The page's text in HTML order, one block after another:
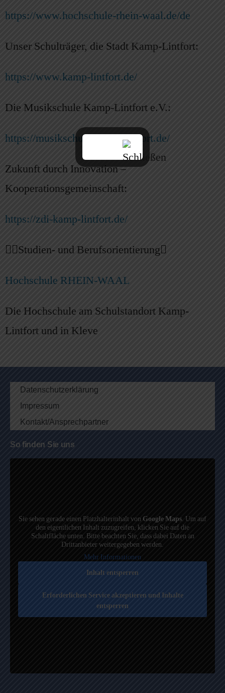
https://www.hochschule-rhein-waal.de/de
Unser Schulträger, die Stadt Kamp-Lintfort:
https://www.kamp-lintfort.de/
Die Musikschule Kamp-Lintfort e.V.:
https://musikschule-kamp-lintfort.de/
Zukunft durch Innovation –
Kooperationsgemeinschaft:
https://zdi-kamp-lintfort.de/
Studien- und Berufsorientierung
Hochschule RHEIN-WAAL
Die Hochschule am Schulstandort Kamp-
Lintfort und in Kleve
Datenschutzerklärung
Impressum
Kontakt/Ansprechpartner
So finden Sie uns
Sie sehen gerade einen Platzhalterinhalt von Google Maps. Um auf
den eigentlichen Inhalt zuzugreifen, klicken Sie auf die
Schaltfläche unten. Bitte beachten Sie, dass dabei Daten an
Drittanbieter weitergegeben werden.
Mehr Informationen
Inhalt entsperren
Erforderlichen Service akzeptieren und Inhalte
entsperren